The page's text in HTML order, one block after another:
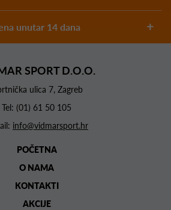
unutar 14 dana
SPORT D.O.O.
ulica 7, Zagreb
Tel: (01) 61 50 105
info@vidmarsport.hr
POČETNA
O NAMA
KONTAKTI
AKCIJE